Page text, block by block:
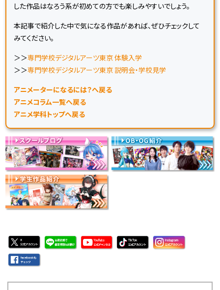
した作品はなろう系が初めての方でも楽しみやすいでしょう。
本記事で紹介した中で気になる作品があれば、ぜひチェックして
みてください。
＞＞専門学校デジタルアーツ東京 体験入学
＞＞専門学校デジタルアーツ東京 説明会・学校見学
アニメーターになるには？へ戻る
アニメコラム一覧へ戻る
アニメ学科トップへ戻る